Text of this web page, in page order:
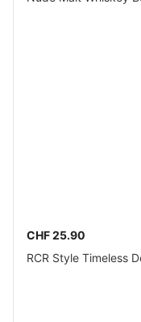
CHF 25.90
RCR Style Timeless